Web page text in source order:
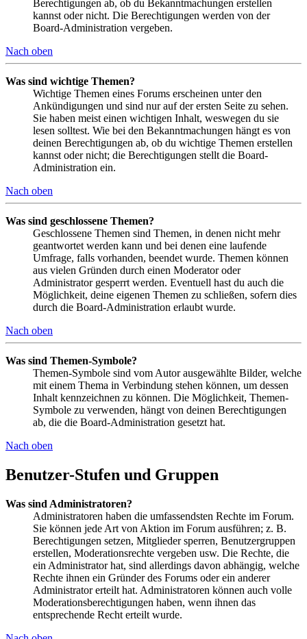
Berechtigungen ab, ob du Bekanntmachungen erstellen
kannst oder nicht. Die Berechtigungen werden von der
Board-Administration vergeben.
Nach oben
Was sind wichtige Themen?
Wichtige Themen eines Forums erscheinen unter den
Ankündigungen und sind nur auf der ersten Seite zu sehen.
Sie haben meist einen wichtigen Inhalt, weswegen du sie
lesen solltest. Wie bei den Bekanntmachungen hängt es von
deinen Berechtigungen ab, ob du wichtige Themen erstellen
kannst oder nicht; die Berechtigungen stellt die Board-
Administration ein.
Nach oben
Was sind geschlossene Themen?
Geschlossene Themen sind Themen, in denen nicht mehr
geantwortet werden kann und bei denen eine laufende
Umfrage, falls vorhanden, beendet wurde. Themen können
aus vielen Gründen durch einen Moderator oder
Administrator gesperrt werden. Eventuell hast du auch die
Möglichkeit, deine eigenen Themen zu schließen, sofern dies
durch die Board-Administration erlaubt wurde.
Nach oben
Was sind Themen-Symbole?
Themen-Symbole sind vom Autor ausgewählte Bilder, welche
mit einem Thema in Verbindung stehen können, um dessen
Inhalt kennzeichnen zu können. Die Möglichkeit, Themen-
Symbole zu verwenden, hängt von deinen Berechtigungen
ab, die die Board-Administration gesetzt hat.
Nach oben
Benutzer-Stufen und Gruppen
Was sind Administratoren?
Administratoren haben die umfassendsten Rechte im Forum.
Sie können jede Art von Aktion im Forum ausführen; z. B.
Berechtigungen setzen, Mitglieder sperren, Benutzergruppen
erstellen, Moderationsrechte vergeben usw. Die Rechte, die
ein Administrator hat, sind allerdings davon abhängig, welche
Rechte ihnen ein Gründer des Forums oder ein anderer
Administrator erteilt hat. Administratoren können auch volle
Moderationsberechtigungen haben, wenn ihnen das
entsprechende Recht erteilt wurde.